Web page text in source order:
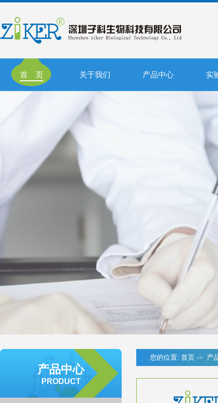
首 页 关于我们 产品中心 实
产品中心
PRODUCT
您的位置: 首页 -> 产